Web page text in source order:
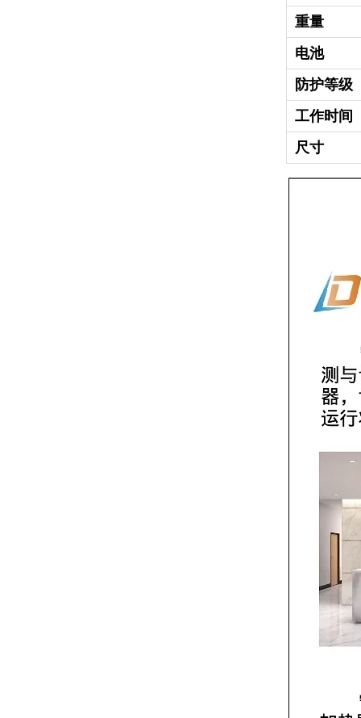
重量
电池
防护等级
工作时间
尺寸